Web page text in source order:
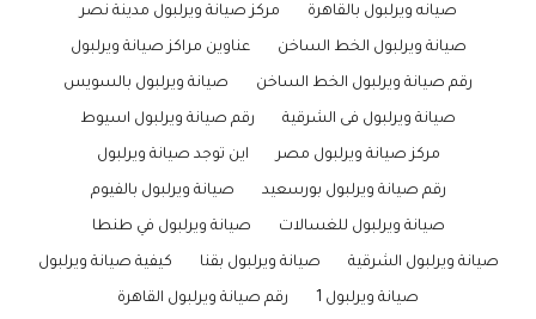
صيانه ويرلبول بالقاهرة مركز صيانة ويرلبول مدينة نصر
صيانة ويرلبول الخط الساخن عناوين مراكز صيانة ويرلبول
رقم صيانة ويرلبول الخط الساخن صيانة ويرلبول بالسويس
صيانة ويرلبول فى الشرقية رقم صيانة ويرلبول اسيوط
مركز صيانة ويرلبول مصر اين توجد صيانة ويرلبول
رقم صيانة ويرلبول بورسعيد صيانة ويرلبول بالفيوم
صيانة ويرلبول للغسالات صيانة ويرلبول في طنطا
صيانة ويرلبول الشرقية صيانة ويرلبول بقنا كيفية صيانة ويرلبول
صيانة ويرلبول 1 رقم صيانة ويرلبول القاهرة